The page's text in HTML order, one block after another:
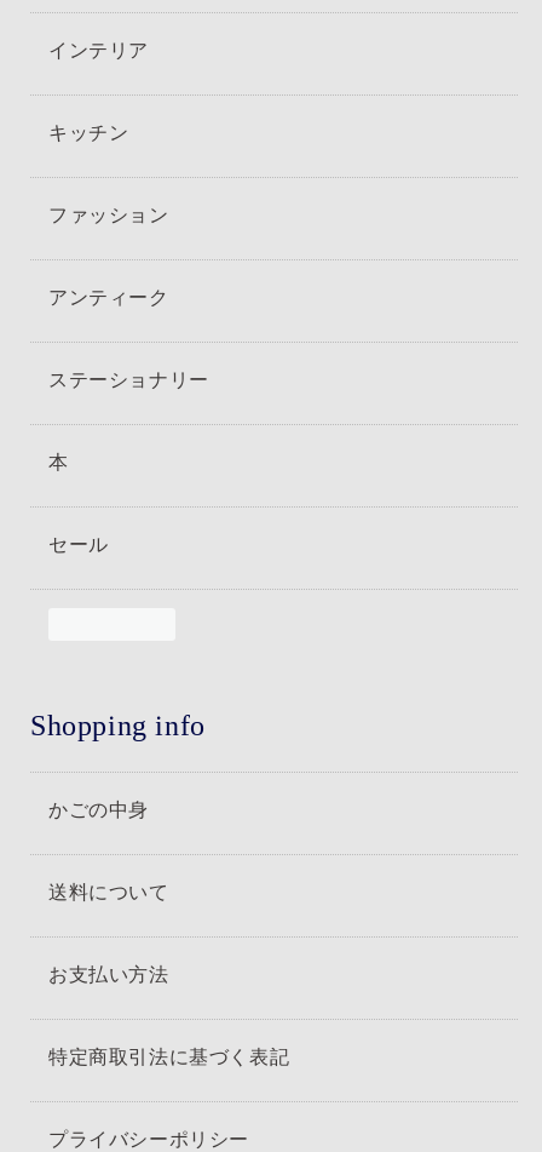
インテリア
キッチン
ファッション
アンティーク
ステーショナリー
本
セール
Shopping info
かごの中身
送料について
お支払い方法
特定商取引法に基づく表記
プライバシーポリシー